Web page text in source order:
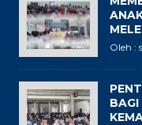
Oleh :
BAGI